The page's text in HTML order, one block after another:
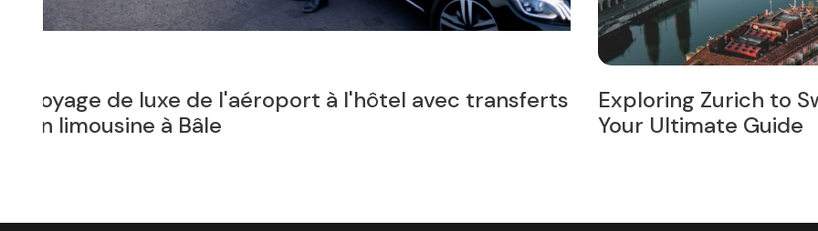
Exploring Zurich to Swiss Alps & Bernese Oberland:
Your Ultimate Guide
7 meilleures
Zurich